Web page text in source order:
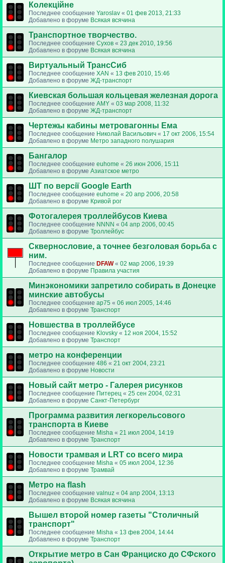
Колекційне
Последнее сообщение Yaroslav « 01 фев 2013, 21:33
Добавлено в форуме Всякая всячина
Транспортное творчество.
Последнее сообщение Сухов « 23 дек 2010, 19:56
Добавлено в форуме Всякая всячина
Виртуальный ТрансСиб
Последнее сообщение XAN « 13 фев 2010, 15:46
Добавлено в форуме ЖД-транспорт
Киевская большая кольцевая железная дорога
Последнее сообщение AMY « 03 мар 2008, 11:32
Добавлено в форуме ЖД-транспорт
Чертежы кабины метровагонны Ема
Последнее сообщение Николай Васильович « 17 окт 2006, 15:54
Добавлено в форуме Метро западного полушария
Бангалор
Последнее сообщение euhome « 26 июн 2006, 15:11
Добавлено в форуме Азиатское метро
ШТ по версії Google Earth
Последнее сообщение euhome « 20 апр 2006, 20:58
Добавлено в форуме Кривой рог
Фотогалерея троллейбусов Киева
Последнее сообщение NNNN « 04 апр 2006, 00:45
Добавлено в форуме Троллейбус
Сквернословие, а точнее безголовая борьба с
ним.
Последнее сообщение DFAW« 02 мар 2006, 19:39
Добавлено в форуме Правила участия
Минэкономики запретило собирать в Донецке
минские автобусы
Последнее сообщение ap75 « 06 июл 2005, 14:46
Добавлено в форуме Транспорт
Новшества в троллейбусе
Последнее сообщение Klovsky « 12 ноя 2004, 15:52
Добавлено в форуме Транспорт
метро на конференции
Последнее сообщение 486 « 21 окт 2004, 23:21
Добавлено в форуме Новости
Новый сайт метро - Галерея рисунков
Последнее сообщение Питерец « 25 сен 2004, 02:31
Добавлено в форуме Санкт-Петербург
Программа развития легкорельсового
транспорта в Киеве
Последнее сообщение Misha « 21 июл 2004, 14:19
Добавлено в форуме Транспорт
Новости трамвая и LRT со всего мира
Последнее сообщение Misha « 05 июл 2004, 12:36
Добавлено в форуме Трамвай
Метро на flash
Последнее сообщение valnuz « 04 апр 2004, 13:13
Добавлено в форуме Всякая всячина
Вышел второй номер газеты "Столичный
транспорт"
Последнее сообщение Misha « 13 фев 2004, 14:44
Добавлено в форуме Транспорт
Открытие метро в Сан Франциско до СФского